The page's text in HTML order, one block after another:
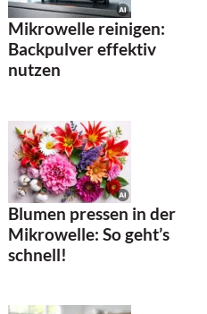
Mikrowelle reinigen:
Backpulver effektiv
nutzen
Blumen pressen in der
Mikrowelle: So geht’s
schnell!